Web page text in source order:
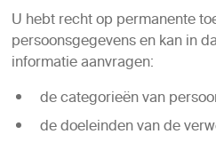
U hebt recht op permanente
persoonsgegevens en kan in
informatie aanvragen:
de categorieën van
de doeleinden van de